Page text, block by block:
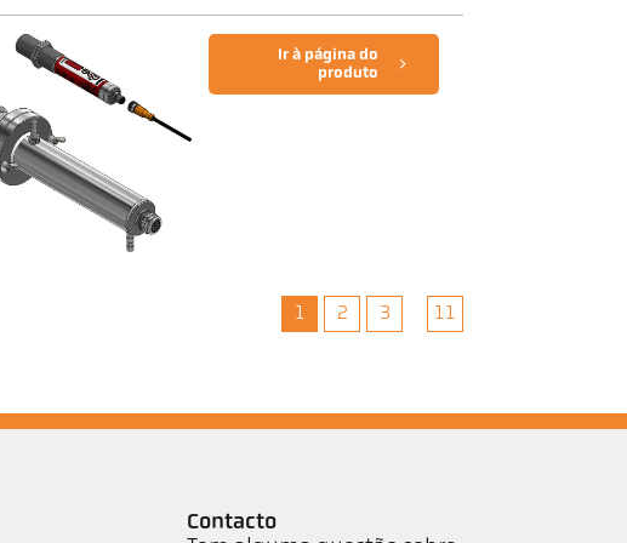
Ir à página do
produto
1 2 3 11
Contacto